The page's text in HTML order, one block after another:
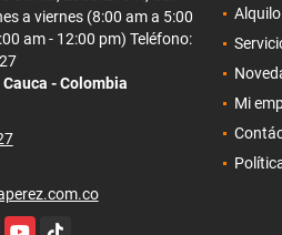
a viernes (8:00 am a 5:00
am - 12:00 pm) Teléfono:
- Colombia
YouTubeTikTok
Alquilo
Mi